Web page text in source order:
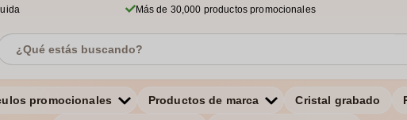
Más de 30,000 productos promocionales
promocionales Productos de marca Cristal grabado